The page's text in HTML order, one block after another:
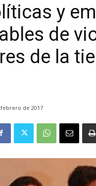
y
de
de la
de 2017